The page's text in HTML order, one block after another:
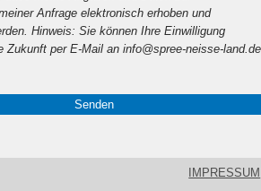
Anfrage elektronisch erhoben und
Hinweis: Sie können Ihre Einwilligung
Zukunft per E-Mail an info@spree-neisse-land.de
IMPRESSUM